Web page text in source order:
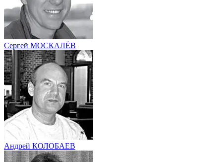
Сергей МОСКАЛЁВ
Андрей КОЛОБАЕВ